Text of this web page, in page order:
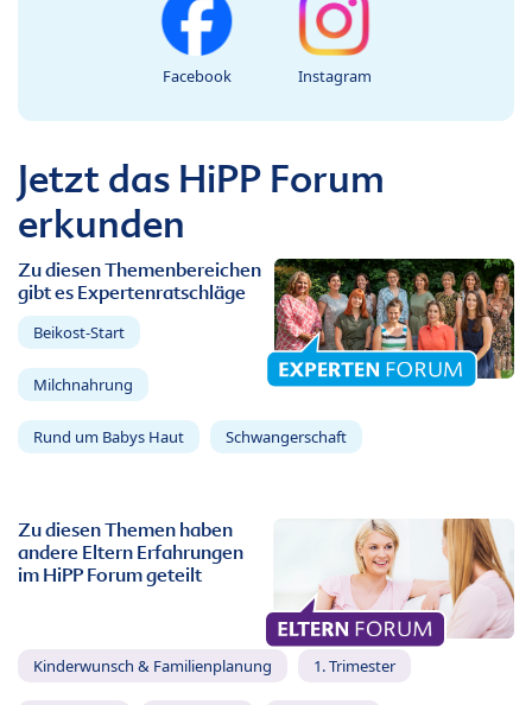
Facebook Instagram
Jetzt das HiPP Forum
erkunden
Zu diesen Themenbereichen
gibt es Expertenratschläge
Beikost-Start
Milchnahrung
Rund um Babys Haut Schwangerschaft
Zu diesen Themen haben
andere Eltern Erfahrungen
im HiPP Forum geteilt
Kinderwunsch & Familienplanung 1. Trimester